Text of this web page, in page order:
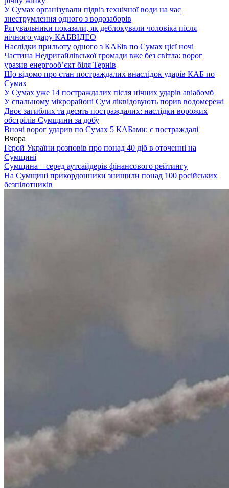
У Сумах організували підвіз технічної води на час
знеструмлення одного з водозаборів
Рятувальники показали, як деблокували чоловіка після
нічного удару КАБВІДЕО
Наслідки прильоту одного з КАБів по Сумах цієї ночі
Частина Недригайлівської громади вже без світла: ворог
уразив енергооб’єкт біля Тернів
Що відомо про стан постраждалих внаслідок ударів КАБ по
Сумах
У Сумах уже 14 постраждалих після нічних ударів авіабомб
У спальному мікрорайоні Сум ліквідовують порив водомережі
Двоє загиблих та десять постраждалих: наслідки ворожих
обстрілів Сумщини за добу
Вночі ворог ударив по Сумах 5 КАБами: є постраждалі
Вчора
Герой України розповів про понад 40 діб в оточенні на
Сумщині
Сумщина – серед аутсайдерів фінансового рейтингу
На Сумщині прикордонники знищили понад 100 російських
безпілотників